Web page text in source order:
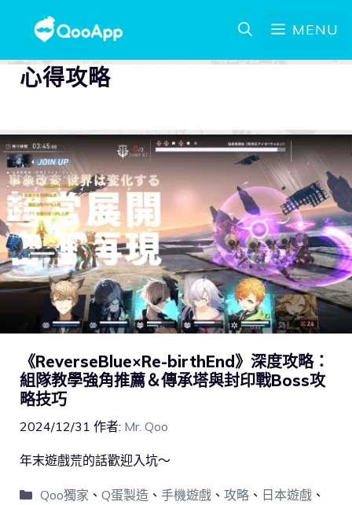
MENU
心得攻略
《ReverseBlue×Re-birthEnd》深度攻略：
組隊教學強角推薦＆傳承塔與封印戰Boss攻
略技巧
2024/12/31 作者: Mr. Qoo
年末遊戲荒的話歡迎入坑～
Qoo獨家 、 Q蛋製造 、 手機遊戲、 攻略、 日本遊戲、